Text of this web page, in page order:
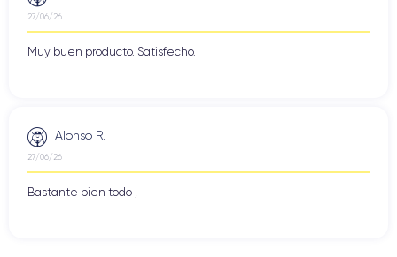
27/06/26
Muy buen producto. Satisfecho.
Alonso R.
27/06/26
Bastante bien todo ,